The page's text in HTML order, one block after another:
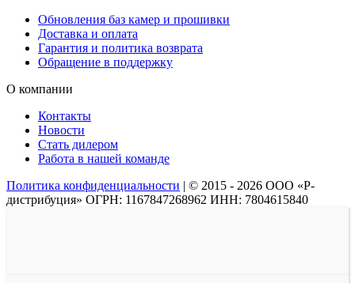
Обновления баз камер и прошивки
Доставка и оплата
Гарантия и политика возврата
Обращение в поддержку
О компании
Контакты
Новости
Стать дилером
Работа в нашей команде
Политика конфиденциальности | © 2015 - 2026 ООО «Р-
дистрибуция» ОГРН: 1167847268962 ИНН: 7804615840